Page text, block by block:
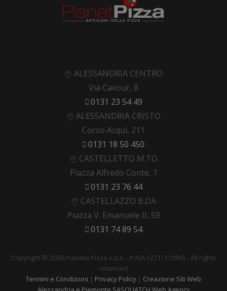
ALESSANDRIA CENTRO
Via Cavour, 8
0131 23 54 49
ALESSANDRIA CRISTO
Corso Acqui, 211
0131 18 50 450
CASTELLETTO M.TO
Piazza Alfredo Conte, 1
0131 23 76 44
CASTELLAZZO B.DA
Piazza V. Emanuele II, 59
0131 74 89 54
Copyright © 2026 Pianeta Pizza s.a.s. - P.IVA 12211110965 - All rights
reserved
Termini e Condizioni | Privacy Policy | Creazione Siti Web